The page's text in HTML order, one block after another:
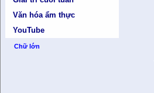
Văn hóa ẩm thực
YouTube
Chữ lớn